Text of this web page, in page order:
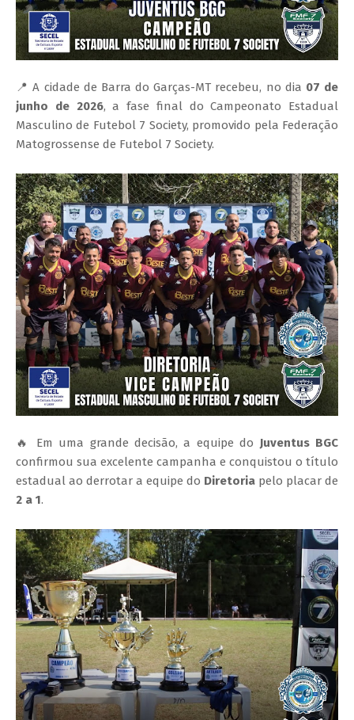
📍 A cidade de Barra do Garças-MT recebeu, no dia 07 de
junho de 2026, a fase final do Campeonato Estadual
Masculino de Futebol 7 Society, promovido pela Federação
Matogrossense de Futebol 7 Society.
🔥 Em uma grande decisão, a equipe do Juventus BGC
confirmou sua excelente campanha e conquistou o título
estadual ao derrotar a equipe do Diretoria pelo placar de
2 a 1.